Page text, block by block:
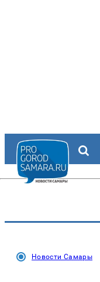
Новости Самары